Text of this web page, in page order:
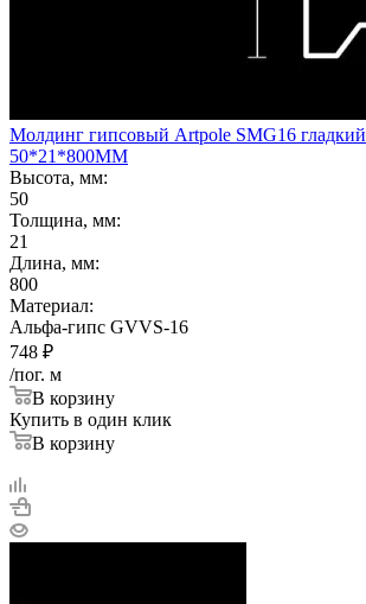
Молдинг гипсовый Artpole SMG16 гладкий
50*21*800ММ
Высота, мм:
50
Толщина, мм:
21
Длина, мм:
800
Материал:
Альфа-гипс GVVS-16
748 ₽
/пог. м
В корзину
Купить в один клик
В корзину